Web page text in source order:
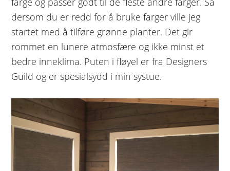
dersom du er redd for å bruke farger ville jeg
startet med å tilføre grønne planter. Det gir
rommet en lunere atmosfære og ikke minst et
bedre inneklima. Puten i fløyel er fra Designers
Guild og er spesialsydd i min systue.